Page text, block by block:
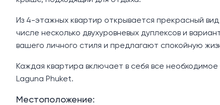
Из 4-этажных квартир открывается прекрасный
числе несколько двухуровневых дуплексов и
вашего личного стиля и предлагают спокойную
Каждая квартира включает в себя все
Laguna Phuket.
Местоположение: